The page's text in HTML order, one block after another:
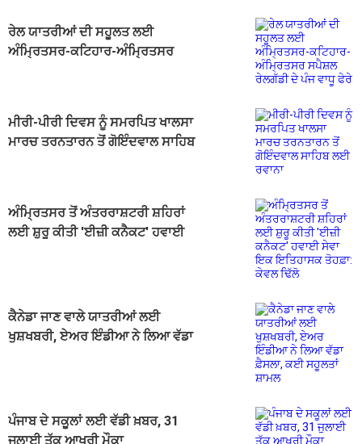
ਰੇਲ ਯਾਤਰੀਆਂ ਦੀ ਸਹੂਲਤ ਲਈ
ਅੰਮ੍ਰਿਤਸਰ-ਕਟਿਹਾਰ-ਅੰਮ੍ਰਿਤਸਰ
ਮੀਰੀ-ਪੀਰੀ ਦਿਵਸ ਨੂੰ ਸਮਰਪਿਤ ਖਾਲਸਾ
ਮਾਰਚ ਤਰਨਤਾਰਨ ਤੋਂ ਗੋਇੰਦਵਾਲ ਸਾਹਿਬ
ਅੰਮ੍ਰਿਤਸਰ ਤੋਂ ਅੰਤਰਰਾਸ਼ਟਰੀ ਸ਼ਹਿਰਾਂ
ਲਈ ਸ਼ੁਰੂ ਕੀਤੀ 'ਈਜ਼ੀ ਕਨੈਕਟ' ਹਵਾਈ
ਕੈਨੇਡਾ ਜਾਣ ਵਾਲੇ ਯਾਤਰੀਆਂ ਲਈ
ਖੁਸ਼ਖਬਰੀ, ਏਅਰ ਇੰਡੀਆ ਨੇ ਲਿਆ ਵੱਡਾ
ਪੰਜਾਬ ਦੇ ਸਕੂਲਾਂ ਲਈ ਵੱਡੀ ਖ਼ਬਰ, 31
ਜੁਲਾਈ ਤੱਕ ਆਖਰੀ ਮੌਕਾ